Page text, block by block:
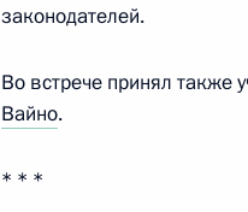
Встреча с
Зорькиным
законодателей.
Во встрече принял также
Вайно.
* * *